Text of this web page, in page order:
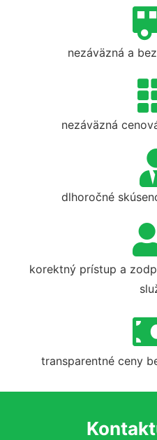
nezáväzná a
nezáväzná
dlhoročné
korektný prístup a
transparentné ceny